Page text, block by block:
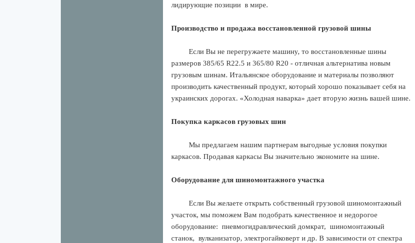
лидирующие позиции в мире.
Производство и продажа восстановленной грузовой шины
Если Вы не перегружаете машину, то восстановленные шины
размеров 385/65 R22.5 и 365/80 R20 - отличная альтернатива новым
грузовым шинам. Итальянское оборудование и материалы позволяют
производить качественный продукт, который хорошо показывает себя на
украинских дорогах. «Холодная наварка» дает вторую жизнь вашей шине.
Покупка каркасов грузовых шин
Мы предлагаем нашим партнерам выгодные условия покупки
каркасов. Продавая каркасы Вы значительно экономите на шине.
Оборудование для шиномонтажного участка
Если Вы желаете открыть собственный грузовой шиномонтажный
участок, мы поможем Вам подобрать качественное и недорогое
оборудование: пневмогидравлический домкрат, шиномонтажный
станок, вулканизатор, электрогайковерт и др. В зависимости от спектра